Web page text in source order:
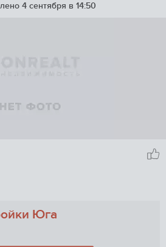
4 сентября в 14:50
Юга